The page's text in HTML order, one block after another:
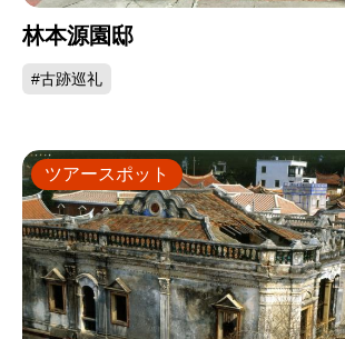
林本源園邸
#古跡巡礼
ツアースポット